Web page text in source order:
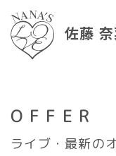
佐藤
OFFER
ライブ・最新の